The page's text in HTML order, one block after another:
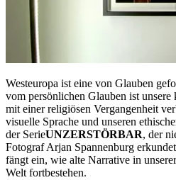
Westeuropa ist eine von Glauben
vom persönlichen Glauben ist
mit einer religiösen Vergangenheit
visuelle Sprache und unseren
der SerieUNZERSTÖRBAR, der
Fotograf Arjan Spannenburg
fängt ein, wie alte Narrative in
Welt fortbestehen.